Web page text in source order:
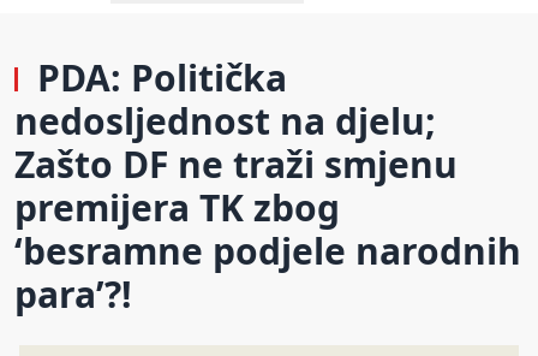
PDA: Politička
nedosljednost na djelu;
Zašto DF ne traži smjenu
premijera TK zbog
‘besramne podjele narodnih
para’?!